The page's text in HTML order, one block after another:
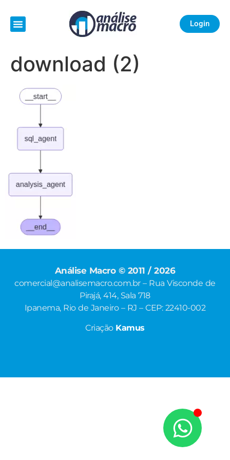
Login
download (2)
Análise Macro © 2011 / 2026
comercial@analisemacro.com.br – Rua Visconde de
Pirajá, 414, Sala 718
Ipanema, Rio de Janeiro – RJ – CEP: 22410-002
Criação Kamus